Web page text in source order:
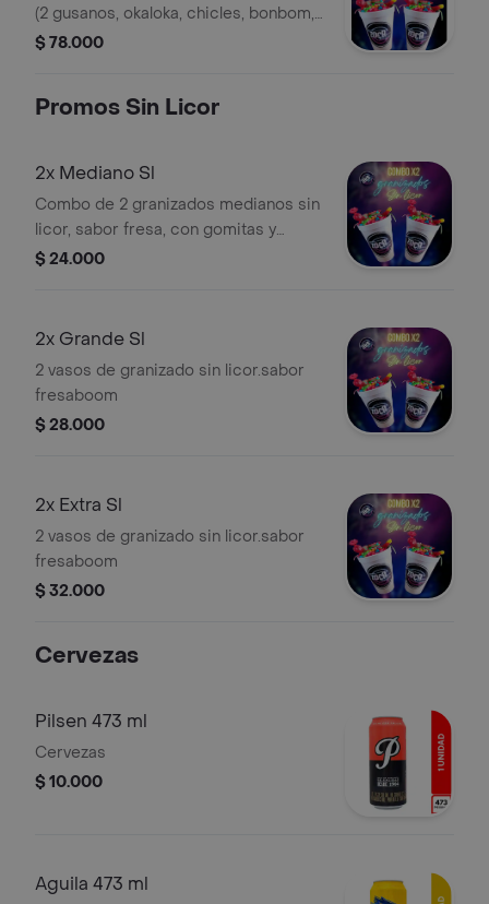
(2 gusanos, okaloka, chicles, bonbom,
candy, barrilete acido, tocineta acida).
$ 78.000
Promos Sin Licor
2x Mediano Sl
Combo de 2 granizados medianos sin
licor, sabor fresa, con gomitas y
dulces de colores.
$ 24.000
2x Grande Sl
2 vasos de granizado sin licor.sabor
fresaboom
$ 28.000
2x Extra Sl
2 vasos de granizado sin licor.sabor
fresaboom
$ 32.000
Cervezas
Pilsen 473 ml
Cervezas
$ 10.000
Aguila 473 ml